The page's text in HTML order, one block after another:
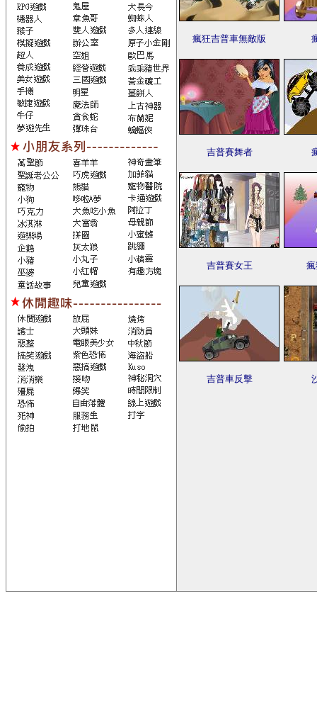
瘋狂吉普車無敵版
吉普賽舞者
吉普賽女王
吉普車反擊